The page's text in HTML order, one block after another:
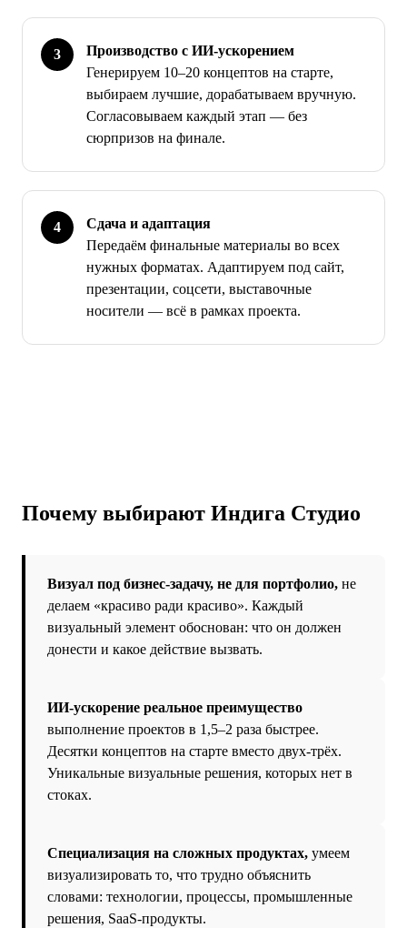
Производство с ИИ-ускорением
Генерируем 10–20 концептов на старте,
выбираем лучшие, дорабатываем вручную.
Согласовываем каждый этап — без
сюрпризов на финале.
Сдача и адаптация
Передаём финальные материалы во всех
нужных форматах. Адаптируем под сайт,
презентации, соцсети, выставочные
носители — всё в рамках проекта.
Почему выбирают Индига Студио
Визуал под бизнес-задачу, не для портфолио, не
делаем «красиво ради красиво». Каждый
визуальный элемент обоснован: что он должен
донести и какое действие вызвать.
ИИ-ускорение реальное преимущество
выполнение проектов в 1,5–2 раза быстрее.
Десятки концептов на старте вместо двух-трёх.
Уникальные визуальные решения, которых нет в
стоках.
Специализация на сложных продуктах, умеем
визуализировать то, что трудно объяснить
словами: технологии, процессы, промышленные
решения, SaaS-продукты.